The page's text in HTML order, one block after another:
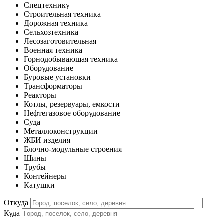
Спецтехнику
Строительная техника
Дорожная техника
Сельхозтехника
Лесозаготовительная
Военная техника
Горнодобывающая техника
Оборудование
Буровые установки
Трансформаторы
Реакторы
Котлы, резервуары, емкости
Нефтегазовое оборудование
Cуда
Металлоконструкции
ЖБИ изделия
Блочно-модульные строения
Шины
Трубы
Контейнеры
Катушки
Откуда
Куда